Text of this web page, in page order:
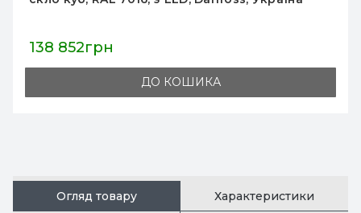
138 852грн
ДО КОШИКА
Огляд товару Характеристики